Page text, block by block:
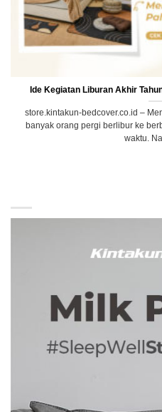
Ide Kegiatan Liburan Akhir
store.kintakun-bedcover.co.id –
banyak orang pergi berlibur ke
waktu.